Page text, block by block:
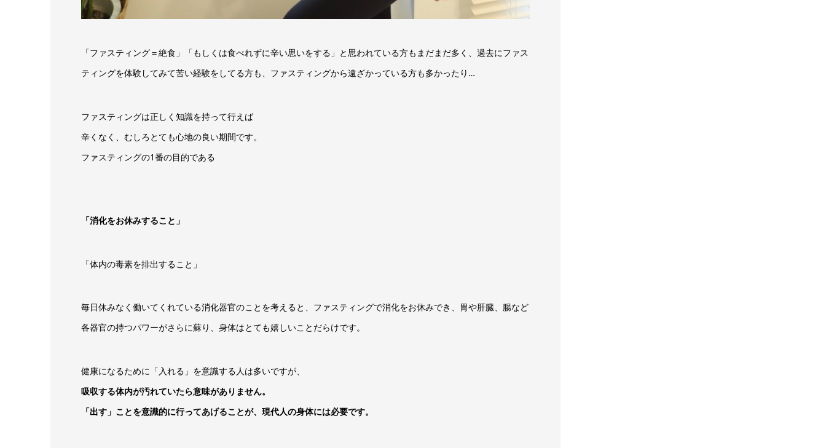
「ファスティング＝絶食」「もしくは食べれずに辛い思いをする」と思われている方もまだまだ多く、過去にファス
ティングを体験してみて苦い経験をしてる方も、ファスティングから遠ざかっている方も多かったり…
ファスティングは正しく知識を持って行えば
辛くなく、むしろとても心地の良い期間です。
ファスティングの1番の目的である
「消化をお休みすること」
「体内の毒素を排出すること」
毎日休みなく働いてくれている消化器官のことを考えると、ファスティングで消化をお休みでき、胃や肝臓、腸など
各器官の持つパワーがさらに蘇り、身体はとても嬉しいことだらけです。
健康になるために「入れる」を意識する人は多いですが、
吸収する体内が汚れていたら意味がありません。
「出す」ことを意識的に行ってあげることが、現代人の身体には必要です。